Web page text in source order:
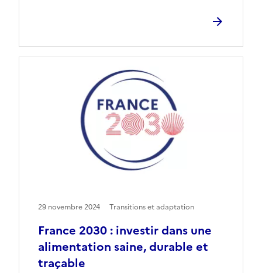
France 2030 : investir dans une
alimentation saine, durable et
traçable
29 novembre 2024 Transitions et adaptation